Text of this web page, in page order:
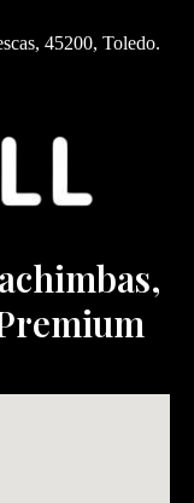
45200, Toledo.